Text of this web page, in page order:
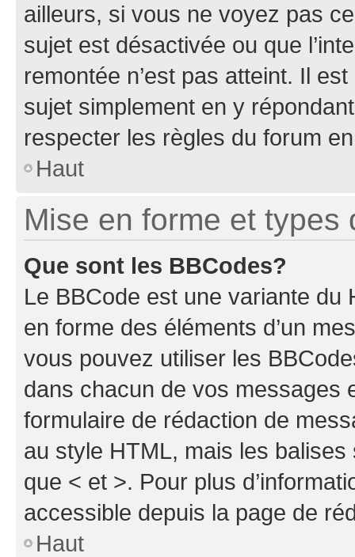
ailleurs, si vous ne voyez pas
sujet est désactivée ou que
remontée n’est pas atteint. Il
sujet simplement en y
respecter les règles du forum
Haut
Mise en forme et types
Que sont les BBCodes?
Le BBCode est une variante du
en forme des éléments d’un
vous pouvez utiliser les
dans chacun de vos messages
formulaire de rédaction de
au style HTML, mais les
que < et >. Pour plus
accessible depuis la page de
Haut